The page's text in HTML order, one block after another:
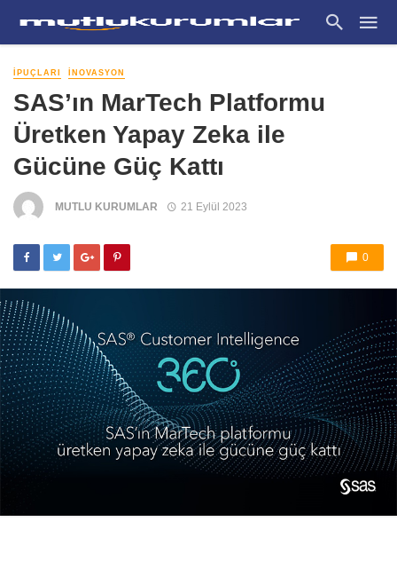
İPUÇLARI İNOVASYON
SAS’ın MarTech Platformu
Üretken Yapay Zeka ile
Gücüne Güç Kattı
MUTLU KURUMLAR 21 Eylül 2023
0